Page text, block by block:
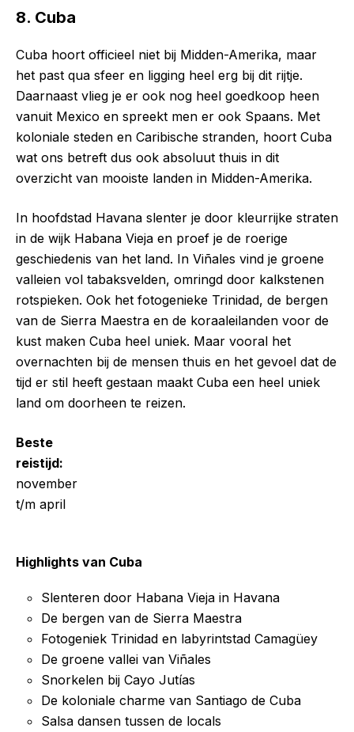
8. Cuba
Cuba hoort officieel niet bij Midden-Amerika, maar
het past qua sfeer en ligging heel erg bij dit rijtje.
Daarnaast vlieg je er ook nog heel goedkoop heen
vanuit Mexico en spreekt men er ook Spaans. Met
koloniale steden en Caribische stranden, hoort Cuba
wat ons betreft dus ook absoluut thuis in dit
overzicht van mooiste landen in Midden-Amerika.
In hoofdstad Havana slenter je door kleurrijke straten
in de wijk Habana Vieja en proef je de roerige
geschiedenis van het land. In Viñales vind je groene
valleien vol tabaksvelden, omringd door kalkstenen
rotspieken. Ook het fotogenieke Trinidad, de bergen
van de Sierra Maestra en de koraaleilanden voor de
kust maken Cuba heel uniek. Maar vooral het
overnachten bij de mensen thuis en het gevoel dat de
tijd er stil heeft gestaan maakt Cuba een heel uniek
land om doorheen te reizen.
Beste
reistijd:
november
t/m april
Highlights van Cuba
Slenteren door Habana Vieja in Havana
De bergen van de Sierra Maestra
Fotogeniek Trinidad en labyrintstad Camagüey
De groene vallei van Viñales
Snorkelen bij Cayo Jutías
De koloniale charme van Santiago de Cuba
Salsa dansen tussen de locals